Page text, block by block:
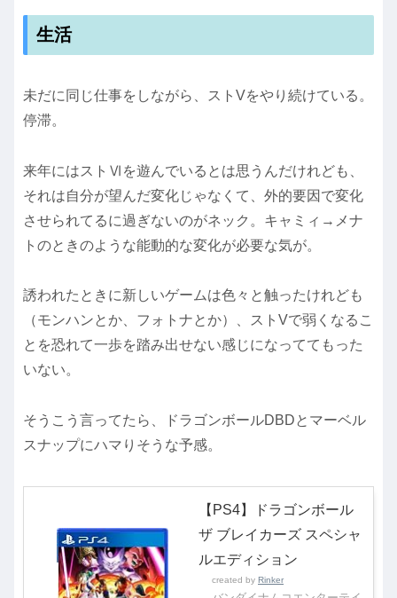
生活
未だに同じ仕事をしながら、ストVをやり続けている。
停滞。
来年にはストⅥを遊んでいるとは思うんだけれども、
それは自分が望んだ変化じゃなくて、外的要因で変化
させられてるに過ぎないのがネック。キャミィ→メナ
トのときのような能動的な変化が必要な気が。
誘われたときに新しいゲームは色々と触ったけれども
（モンハンとか、フォトナとか）、ストVで弱くなるこ
とを恐れて一歩を踏み出せない感じになっててもった
いない。
そうこう言ってたら、ドラゴンボールDBDとマーベル
スナップにハマりそうな予感。
【PS4】ドラゴンボール
ザ ブレイカーズ スペシャ
ルエディション
created by Rinker